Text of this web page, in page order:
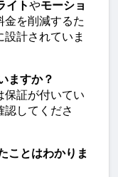
イトやモーショ
金を削減するた
計されていま
ますか？
保証が付いてい
認してくださ
ことはわかりま